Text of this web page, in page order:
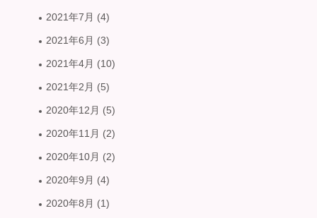
2021年7月 (4)
2021年6月 (3)
2021年4月 (10)
2021年2月 (5)
2020年12月 (5)
2020年11月 (2)
2020年10月 (2)
2020年9月 (4)
2020年8月 (1)